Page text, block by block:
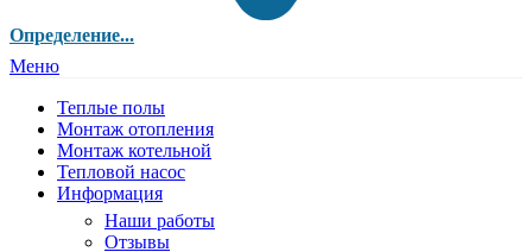
Определение...
Меню
Теплые полы
Монтаж отопления
Монтаж котельной
Тепловой насос
Информация
Наши работы
Отзывы